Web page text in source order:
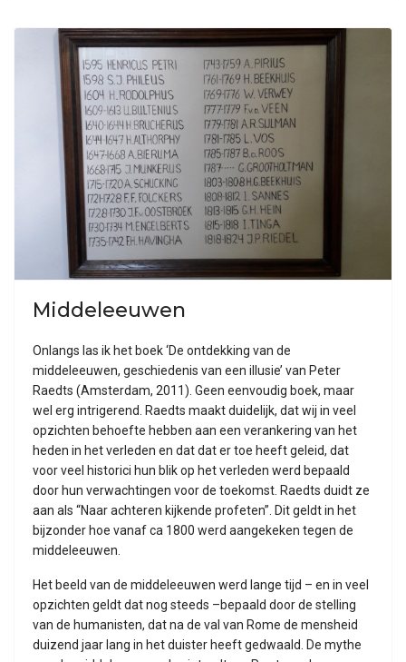
Middeleeuwen
Onlangs las ik het boek ‘De ontdekking van de
middeleeuwen, geschiedenis van een illusie’ van Peter
Raedts (Amsterdam, 2011). Geen eenvoudig boek, maar
wel erg intrigerend. Raedts maakt duidelijk, dat wij in veel
opzichten behoefte hebben aan een verankering van het
heden in het verleden en dat dat er toe heeft geleid, dat
voor veel historici hun blik op het verleden werd bepaald
door hun verwachtingen voor de toekomst. Raedts duidt ze
aan als “Naar achteren kijkende profeten”. Dit geldt in het
bijzonder hoe vanaf ca 1800 werd aangekeken tegen de
middeleeuwen.
Het beeld van de middeleeuwen werd lange tijd – en in veel
opzichten geldt dat nog steeds –bepaald door de stelling
van de humanisten, dat na de val van Rome de mensheid
duizend jaar lang in het duister heeft gedwaald. De mythe